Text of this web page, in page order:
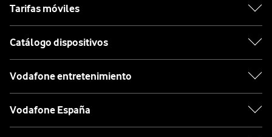
Tarifas móviles
Catálogo dispositivos
Vodafone entretenimiento
Vodafone España